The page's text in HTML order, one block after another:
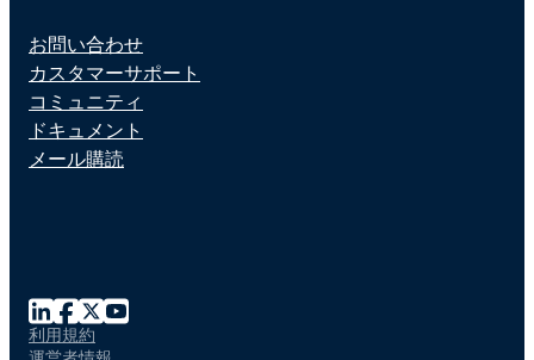
お問い合わせ
カスタマーサポート
コミュニティ
ドキュメント
メール購読
利用規約